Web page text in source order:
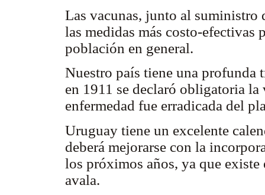
Las vacunas, junto al suministro
las medidas más costo-efectivas
población en general.
Nuestro país tiene una profunda
en 1911 se declaró obligatoria
enfermedad fue erradicada del
Uruguay tiene un excelente
deberá mejorarse con la
los próximos años, ya que
avala.